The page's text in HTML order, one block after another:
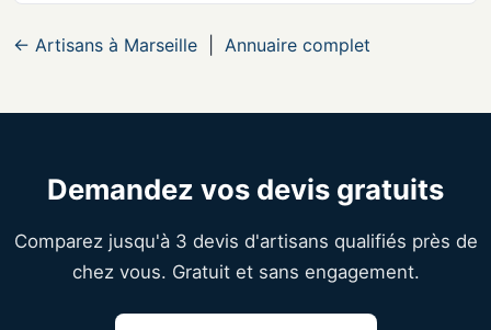
← Artisans à Marseille Annuaire complet
Demandez vos devis gratuits
Comparez jusqu'à 3 devis d'artisans qualifiés près de
chez vous. Gratuit et sans engagement.